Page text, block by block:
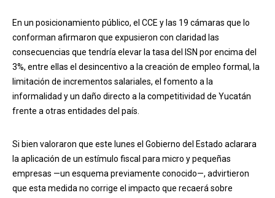
En un posicionamiento público, el CCE y las 19 cámaras que lo
conforman afirmaron que expusieron con claridad las
consecuencias que tendría elevar la tasa del ISN por encima del
3%, entre ellas el desincentivo a la creación de empleo formal, la
limitación de incrementos salariales, el fomento a la
informalidad y un daño directo a la competitividad de Yucatán
frente a otras entidades del país.
Si bien valoraron que este lunes el Gobierno del Estado aclarara
la aplicación de un estímulo fiscal para micro y pequeñas
empresas —un esquema previamente conocido—, advirtieron
que esta medida no corrige el impacto que recaerá sobre